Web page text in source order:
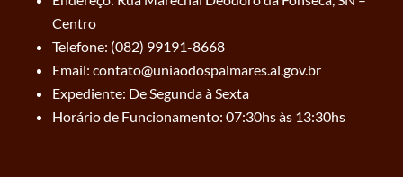
Centro
Telefone: (082) 99191-8668
Email: contato@uniaodospalmares.al.gov.br
Expediente: De Segunda à Sexta
Horário de Funcionamento: 07:30hs às 13:30hs